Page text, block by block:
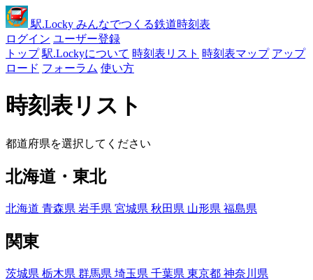
駅.Locky みんなでつくる鉄道時刻表
ログイン ユーザー登録
トップ 駅.Lockyについて 時刻表リスト 時刻表マップ アップ
ロード フォーラム 使い方
時刻表リスト
都道府県を選択してください
北海道・東北
北海道 青森県 岩手県 宮城県 秋田県 山形県 福島県
関東
茨城県 栃木県 群馬県 埼玉県 千葉県 東京都 神奈川県